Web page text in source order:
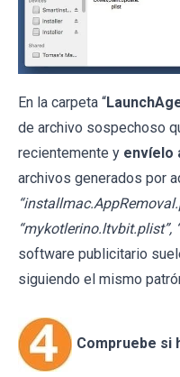
En la carpeta “
de archivo sospechoso
recientemente y envíelo
archivos generados por
“mykotlerino.ltvbit.plist”,
software publicitario
siguiendo el mismo
Compruebe si